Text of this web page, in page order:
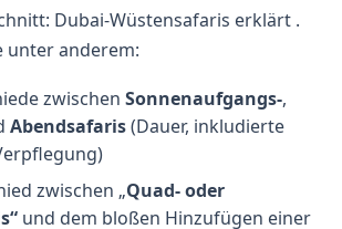
Dubai-Wüstensafaris erklärt .
unter anderem:
zwischenSonnenaufgangs-,
Abendsafaris(Dauer, inkludierte
zwischen „Quad- oder
und dem bloßen Hinzufügen einer